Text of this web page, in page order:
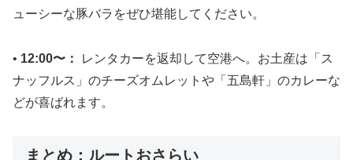
ューシーな豚バラをぜひ堪能してください。
• 12:00〜：
レンタカーを返却して空港へ。お土産は「ス
ナッフルス」のチーズオムレットや「五島軒」のカレーな
どが喜ばれます。
まとめ：ルートおさらい